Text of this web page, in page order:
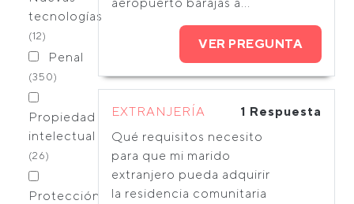
tecnologías
(12)
Penal
(350)
Propiedad
intelectual
(26)
Protección
VER PREGUNTA
EXTRANJERÍA
1 Respuesta
Qué requisitos necesito
para que mi marido
extranjero pueda adquirir
la residencia comunitaria